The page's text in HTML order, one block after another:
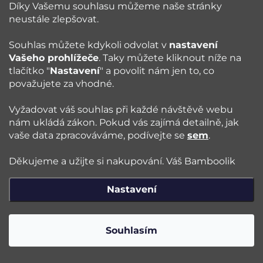
Díky Vašemu souhlasu můžeme naše stránky
neustále zlepšovat.
Souhlas můžete kdykoli odvolat v nastavení
Vašeho prohlížeče. Taky můžete kliknout níže na
tlačítko "Nastavení" a povolit nám jen to, co
považujete za vhodné.
Vyžadovat váš souhlas při každé návštěvě webu
nám ukládá zákon. Pokud vás zajímá detailně, jak
vaše data zpracováváme, podívejte se sem.
Děkujeme a užijte si nakupování. Váš Bamboolik
Nastavení
Souhlasím
Blog
Copyright 2026Bamboolik. Všechna práva vyhrazena.Upravit
nastavení cookies